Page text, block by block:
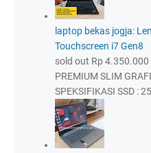
laptop bekas jogja:
Touchscreen i7 Gen8
sold out Rp
PREMIUM SLIM
SPEKSIFIKASI SSD :